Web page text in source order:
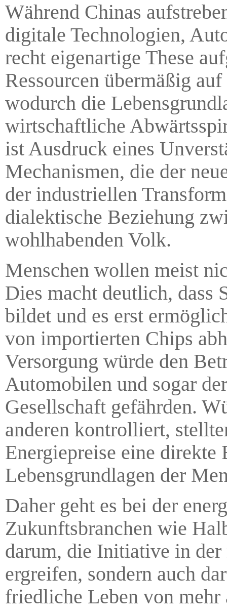
Während Chinas
digitale Technologien,
recht eigenartige These
Ressourcen übermäßig
wodurch die
wirtschaftliche
ist Ausdruck eines
Mechanismen, die der
der industriellen
dialektische Beziehung
wohlhabenden Volk.
Menschen wollen meist
Dies macht deutlich, dass
bildet und es erst
von importierten Chips
Versorgung würde den
Automobilen und sogar
Gesellschaft gefährden.
anderen kontrolliert,
Energiepreise eine
Lebensgrundlagen der
Daher geht es bei der
Zukunftsbranchen wie
darum, die Initiative in
ergreifen, sondern auch
friedliche Leben von